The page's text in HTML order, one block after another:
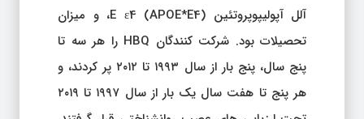
آلل آپولیپوپروتئین E ε4 (APOE*E4)، و میزان
تحصیلات بود. شرکت کنندگان HBQ را هر سه تا
پنج سال، پنج بار از سال ۱۹۹۳ تا ۲۰۱۲ پر کردند، و
هر پنج تا هفت سال یک بار از سال ۱۹۹۷ تا ۲۰۱۹